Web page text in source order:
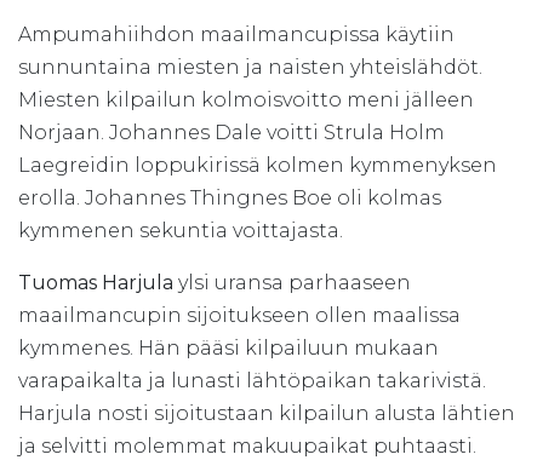
Ampumahiihdon maailmancupissa käytiin
sunnuntaina miesten ja naisten yhteislähdöt.
Miesten kilpailun kolmoisvoitto meni jälleen
Norjaan. Johannes Dale voitti Strula Holm
Laegreidin loppukirissä kolmen kymmenyksen
erolla. Johannes Thingnes Boe oli kolmas
kymmenen sekuntia voittajasta.
Tuomas Harjula ylsi uransa parhaaseen
maailmancupin sijoitukseen ollen maalissa
kymmenes. Hän pääsi kilpailuun mukaan
varapaikalta ja lunasti lähtöpaikan takarivistä.
Harjula nosti sijoitustaan kilpailun alusta lähtien
ja selvitti molemmat makuupaikat puhtaasti.